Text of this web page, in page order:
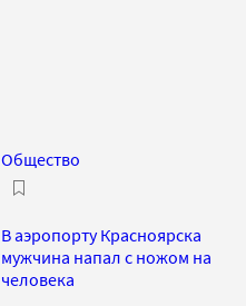
Общество
В аэропорту Красноярска
мужчина напал с ножом на
человека